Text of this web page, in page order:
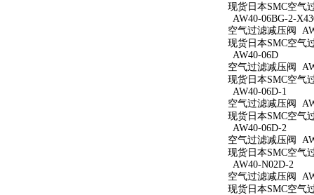
现货日本SMC空气
AW40-06BG-2-
空气过滤减压阀
现货日本SMC空气
AW40-06D
空气过滤减压阀
现货日本SMC空气
AW40-06D-1
空气过滤减压阀
现货日本SMC空气
AW40-06D-2
空气过滤减压阀
现货日本SMC空气
AW40-N02D-2
空气过滤减压阀
现货日本SMC空气